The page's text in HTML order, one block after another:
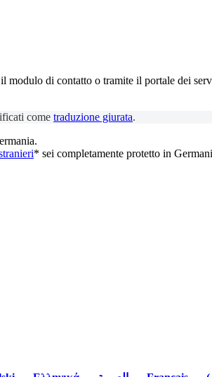
di contatto o tramite il portale dei
come traduzione giurata.
* sei completamente protetto in